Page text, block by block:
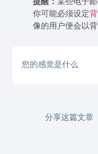
你可能必须设定
像的用户便会以背
您的感觉是什么
分享这篇文章